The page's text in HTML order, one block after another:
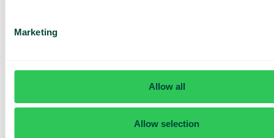
Marketing
Allow all
Allow selection